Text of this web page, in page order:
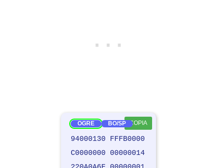
220A0950 00000063
120A095A 00006363
OGRE BO/SP COPIA
94000130 FFFB0000
C0000000 00000014